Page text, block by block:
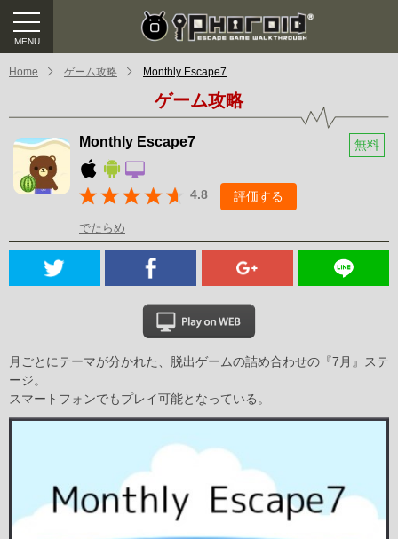
Home ゲーム攻略 Monthly Escape7
ゲーム攻略
Monthly Escape7 無料
4.8 評価する
でたらめ
月ごとにテーマが分かれた、脱出ゲームの詰め合わせの『7月』ステ
ージ。
スマートフォンでもプレイ可能となっている。